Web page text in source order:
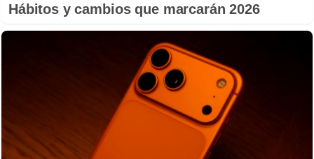
Hábitos y cambios que marcarán 2026